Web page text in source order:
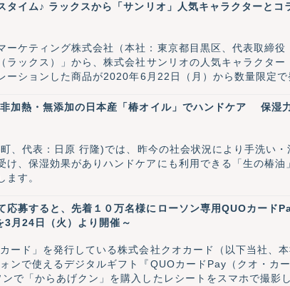
タイム♪ ラックスから「サンリオ」人気キャラクターと
ーケティング株式会社（本社：東京都目黒区、代表取締
ラックス）」から、株式会社サンリオの人気キャラクタ
ーションした商品が2020年6月22日（月）から数量限定で
加熱・無添加の日本産「椿オイル」でハンドケア 保湿
、代表：日原 行隆)では、昨今の社会状況により手洗い
け、保湿効果がありハンドケアにも利用できる「生の椿
す。
応募すると、先着１０万名様にローソン専用QUOカード
月24日（火）より開催～
ード」を発行している株式会社クオカード（以下当社、
ンで使えるデジタルギフト『QUOカードPay（クオ・カ
で「からあげクン」を購入したレシートをスマホで撮影